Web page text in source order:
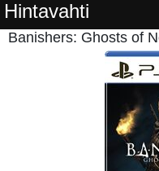
Hintavahti
Banishers: Ghosts of